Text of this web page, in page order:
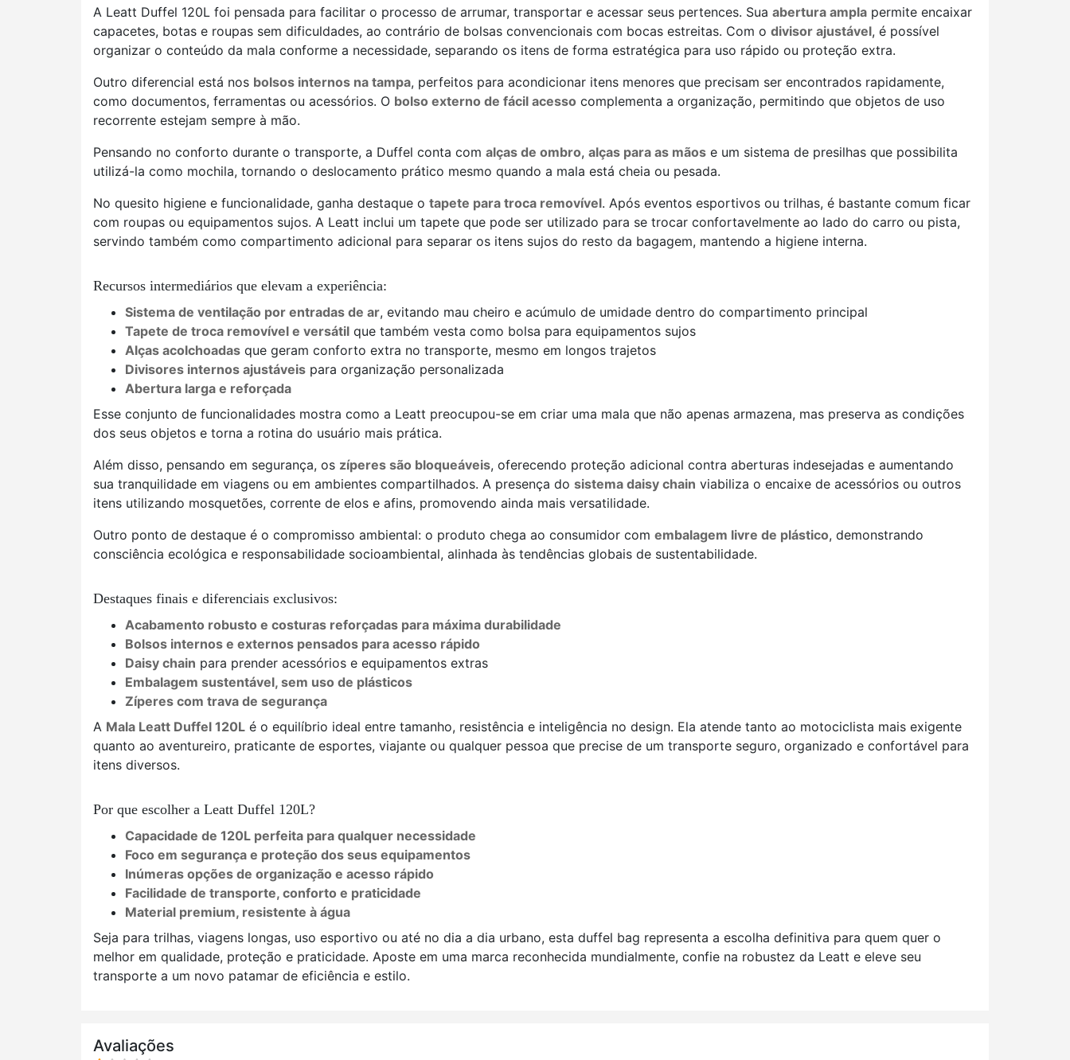
A Leatt Duffel 120L foi pensada para facilitar o processo de arrumar, transportar e acessar seus pertences. Sua abertura ampla permite encaixar
capacetes, botas e roupas sem dificuldades, ao contrário de bolsas convencionais com bocas estreitas. Com o divisor ajustável, é possível
organizar o conteúdo da mala conforme a necessidade, separando os itens de forma estratégica para uso rápido ou proteção extra.
Outro diferencial está nos bolsos internos na tampa, perfeitos para acondicionar itens menores que precisam ser encontrados rapidamente,
como documentos, ferramentas ou acessórios. O bolso externo de fácil acesso complementa a organização, permitindo que objetos de uso
recorrente estejam sempre à mão.
Pensando no conforto durante o transporte, a Duffel conta com alças de ombro, alças para as mãos e um sistema de presilhas que possibilita
utilizá-la como mochila, tornando o deslocamento prático mesmo quando a mala está cheia ou pesada.
No quesito higiene e funcionalidade, ganha destaque o tapete para troca removível. Após eventos esportivos ou trilhas, é bastante comum ficar
com roupas ou equipamentos sujos. A Leatt inclui um tapete que pode ser utilizado para se trocar confortavelmente ao lado do carro ou pista,
servindo também como compartimento adicional para separar os itens sujos do resto da bagagem, mantendo a higiene interna.
Recursos intermediários que elevam a experiência:
Sistema de ventilação por entradas de ar, evitando mau cheiro e acúmulo de umidade dentro do compartimento principal
Tapete de troca removível e versátil que também vesta como bolsa para equipamentos sujos
Alças acolchoadas que geram conforto extra no transporte, mesmo em longos trajetos
Divisores internos ajustáveis para organização personalizada
Abertura larga e reforçada
Esse conjunto de funcionalidades mostra como a Leatt preocupou-se em criar uma mala que não apenas armazena, mas preserva as condições
dos seus objetos e torna a rotina do usuário mais prática.
Além disso, pensando em segurança, os zíperes são bloqueáveis, oferecendo proteção adicional contra aberturas indesejadas e aumentando
sua tranquilidade em viagens ou em ambientes compartilhados. A presença do sistema daisy chain viabiliza o encaixe de acessórios ou outros
itens utilizando mosquetões, corrente de elos e afins, promovendo ainda mais versatilidade.
Outro ponto de destaque é o compromisso ambiental: o produto chega ao consumidor com embalagem livre de plástico, demonstrando
consciência ecológica e responsabilidade socioambiental, alinhada às tendências globais de sustentabilidade.
Destaques finais e diferenciais exclusivos:
Acabamento robusto e costuras reforçadas para máxima durabilidade
Bolsos internos e externos pensados para acesso rápido
Daisy chain para prender acessórios e equipamentos extras
Embalagem sustentável, sem uso de plásticos
Zíperes com trava de segurança
A Mala Leatt Duffel 120L é o equilíbrio ideal entre tamanho, resistência e inteligência no design. Ela atende tanto ao motociclista mais exigente
quanto ao aventureiro, praticante de esportes, viajante ou qualquer pessoa que precise de um transporte seguro, organizado e confortável para
itens diversos.
Por que escolher a Leatt Duffel 120L?
Capacidade de 120L perfeita para qualquer necessidade
Foco em segurança e proteção dos seus equipamentos
Inúmeras opções de organização e acesso rápido
Facilidade de transporte, conforto e praticidade
Material premium, resistente à água
Seja para trilhas, viagens longas, uso esportivo ou até no dia a dia urbano, esta duffel bag representa a escolha definitiva para quem quer o
melhor em qualidade, proteção e praticidade. Aposte em uma marca reconhecida mundialmente, confie na robustez da Leatt e eleve seu
transporte a um novo patamar de eficiência e estilo.
Avaliações